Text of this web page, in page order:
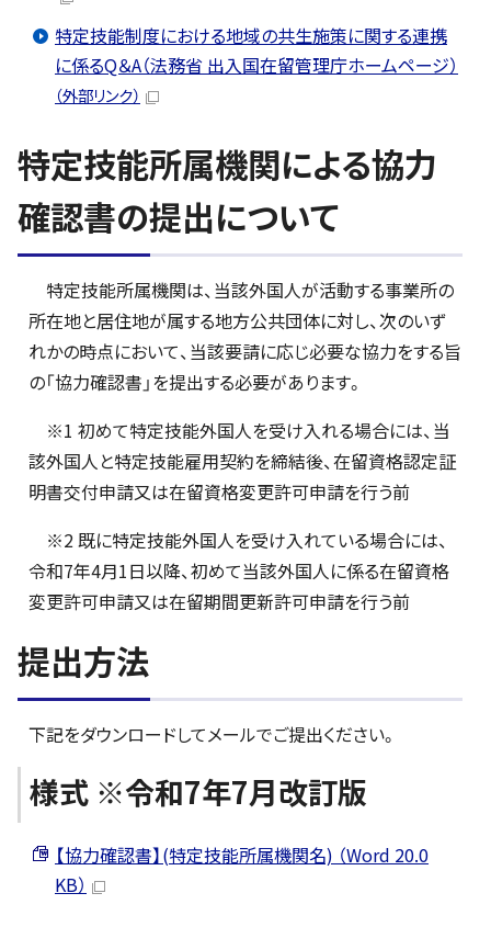
特定技能制度における地域の共生施策に関する連携
に係るQ＆A（法務省 出入国在留管理庁ホームページ）
（外部リンク）
特定技能所属機関による協力
確認書の提出について
特定技能所属機関は、当該外国人が活動する事業所の
所在地と居住地が属する地方公共団体に対し、次のいず
れかの時点において、当該要請に応じ必要な協力をする旨
の「協力確認書」を提出する必要があります。
※1 初めて特定技能外国人を受け入れる場合には、当
該外国人と特定技能雇用契約を締結後、在留資格認定証
明書交付申請又は在留資格変更許可申請を行う前
※2 既に特定技能外国人を受け入れている場合には、
令和7年4月1日以降、初めて当該外国人に係る在留資格
変更許可申請又は在留期間更新許可申請を行う前
提出方法
下記をダウンロードしてメールでご提出ください。
様式 ※令和7年7月改訂版
【協力確認書】(特定技能所属機関名) （Word 20.0
KB）